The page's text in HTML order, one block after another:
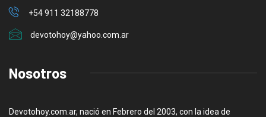
+54 911 32188778
devotohoy@yahoo.com.ar
Nosotros
Devotohoy.com.ar, nació en Febrero del 2003, con la idea de